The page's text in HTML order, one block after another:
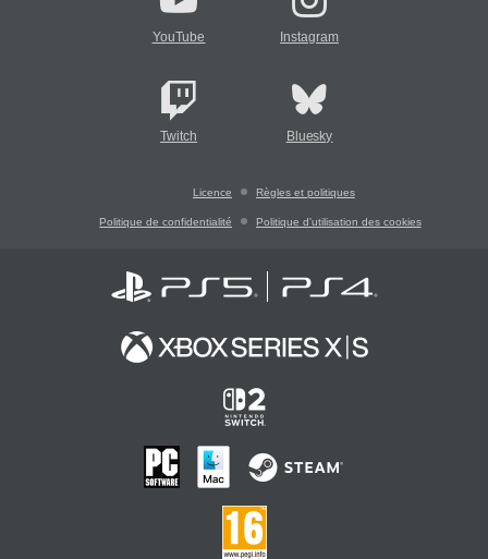
YouTube Instagram
Twitch Bluesky
Licence Règles et politiques
Politique de confidentialité Politique d'utilisation des cookies